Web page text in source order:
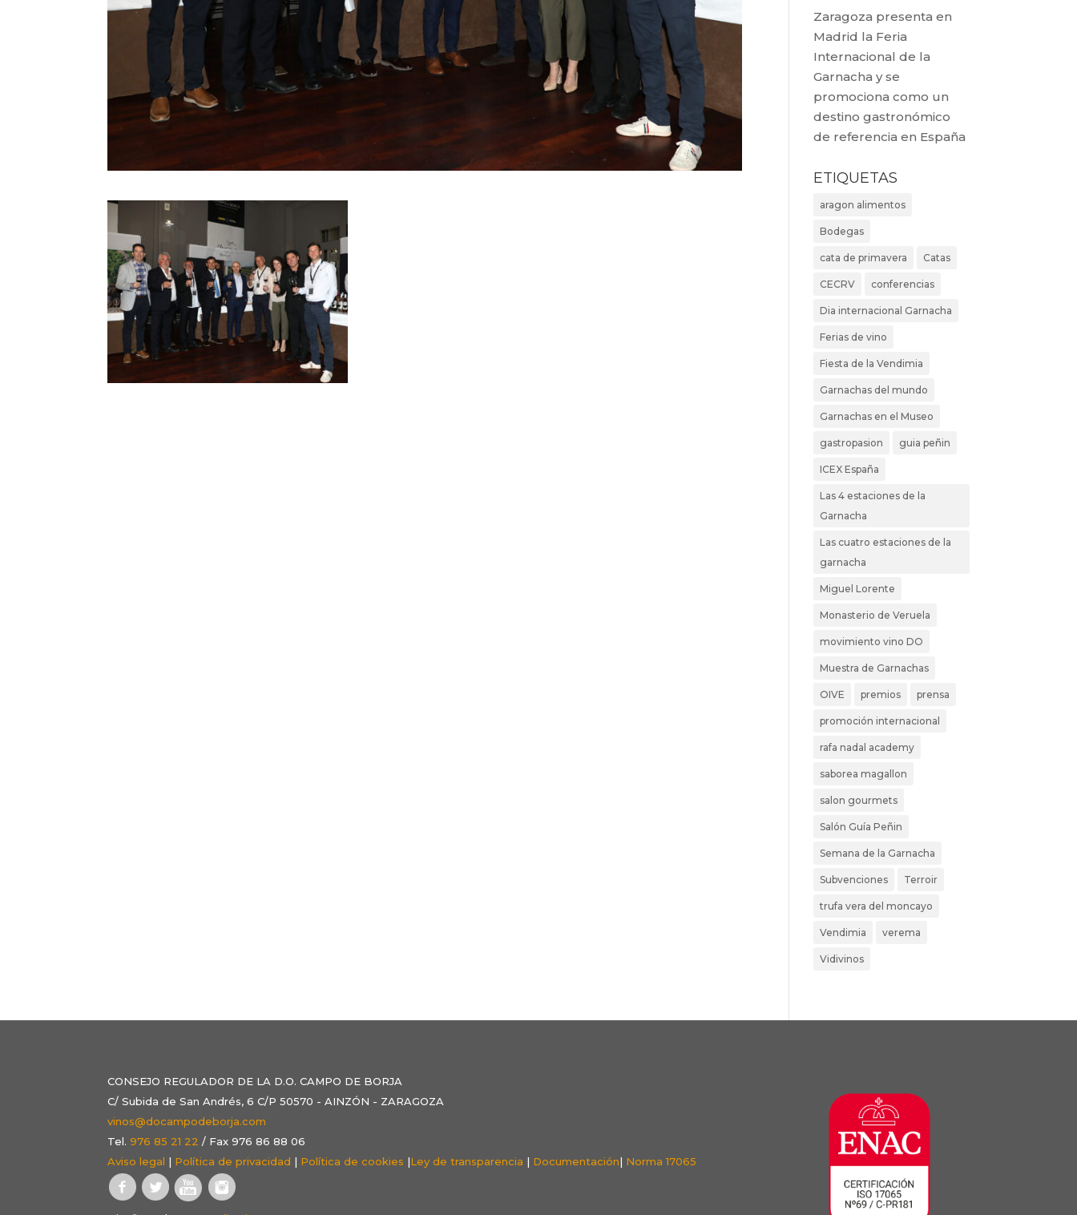
Zaragoza presenta en
Madrid la Feria
Internacional de la
Garnacha y se
promociona como un
destino gastronómico
de referencia en España
ETIQUETAS
aragon alimentos
Bodegas
cata de primavera Catas
CECRV conferencias
Dia internacional Garnacha
Ferias de vino
Fiesta de la Vendimia
Garnachas del mundo
Garnachas en el Museo
gastropasion guia peñin
ICEX España
Las 4 estaciones de la
Garnacha
Las cuatro estaciones de la
garnacha
Miguel Lorente
Monasterio de Veruela
movimiento vino DO
Muestra de Garnachas
OIVE premios prensa
promoción internacional
rafa nadal academy
saborea magallon
salon gourmets
Salón Guía Peñin
Semana de la Garnacha
Subvenciones Terroir
trufa vera del moncayo
Vendimia verema
Vidivinos
CONSEJO REGULADOR DE LA D.O. CAMPO DE BORJA
C/ Subida de San Andrés, 6 C/P 50570 - AINZÓN - ZARAGOZA
vinos@docampodeborja.com
Tel.976 85 21 22 / Fax 976 86 88 06
Aviso legal | Política de privacidad | Política de cookies |Ley de transparencia | Documentación| Norma 17065